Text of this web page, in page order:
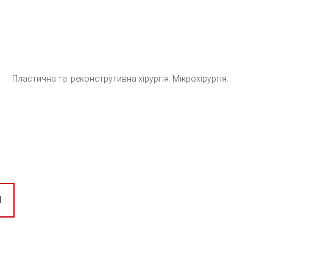
Пластична та реконструтивна хірургія. Мікрохірургія.